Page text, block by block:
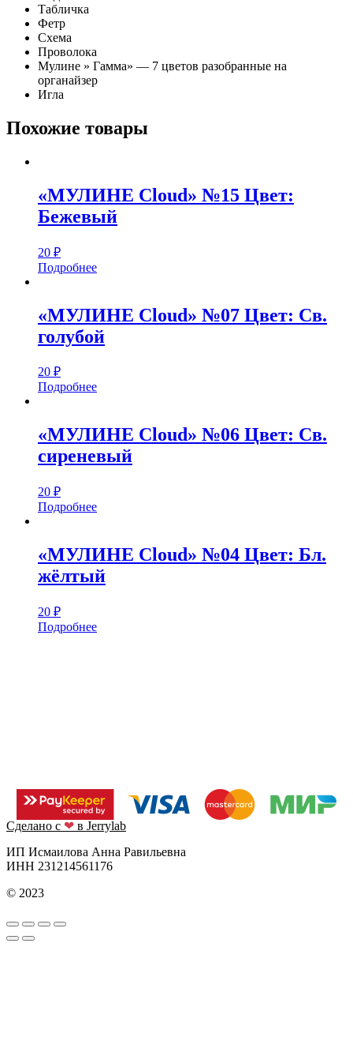
Табличка
Фетр
Схема
Проволока
Мулине » Гамма» — 7 цветов разобранные на
органайзер
Игла
Похожие товары
«МУЛИНЕ Cloud» №15 Цвет:
Бежевый
20 ₽
Подробнее
«МУЛИНЕ Cloud» №07 Цвет: Св.
голубой
20 ₽
Подробнее
«МУЛИНЕ Cloud» №06 Цвет: Св.
сиреневый
20 ₽
Подробнее
«МУЛИНЕ Cloud» №04 Цвет: Бл.
жёлтый
20 ₽
Подробнее
Сделано с ❤ в Jerrylab
ИП Исмаилова Анна Равильевна
ИНН 231214561176
© 2023